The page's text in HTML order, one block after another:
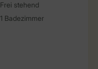
Frei stehend
1 Badezimmer